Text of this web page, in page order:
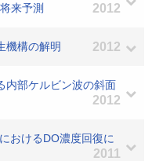
来予測
2012
機構の解明 2012
内部ケルビン波の斜面
2012
おけるDO濃度回復に
2011